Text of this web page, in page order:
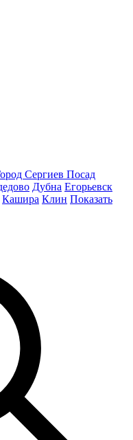
Сергиев Посад
Дубна Егорьевск
Кашира Клин Показать